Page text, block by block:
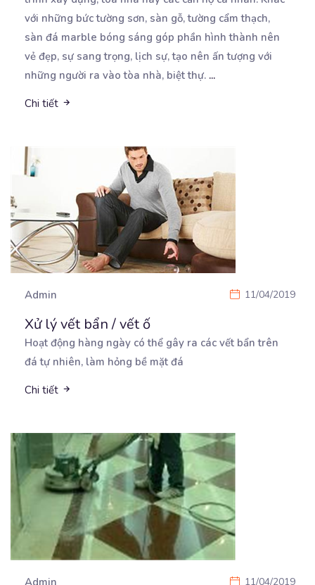
với những bức tường sơn, sàn gỗ, tường cẩm thạch,
sàn đá marble bóng sáng góp phần hình thành nên
vẻ đẹp, sự sang trọng, lịch sự, tạo nên ấn tượng với
những người ra vào tòa nhà, biệt thự. ...
Chi tiết
Admin 11/04/2019
Xử lý vết bẩn / vết ố
Hoạt động hàng ngày có thể gây ra các vết bẩn trên
đá tự nhiên, làm hỏng bề mặt đá
Chi tiết
Admin 11/04/2019